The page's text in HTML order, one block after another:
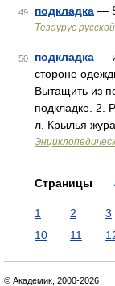
49 подкладка —
Тезаурус
50 подкладка —
стороне
Вытащить из
подкладке. 2.
л. Крылья
Страницы
1 2 3
10
11
© Академик, 2000-2026